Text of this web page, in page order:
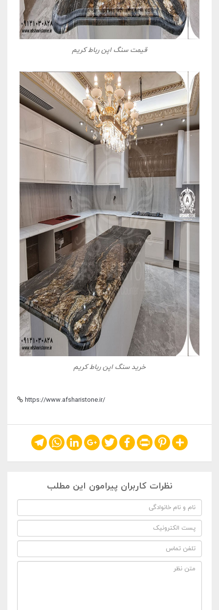
قیمت سنگ اپن رباط کریم
خرید سنگ اپن رباط کریم
https://www.afsharistone.ir/
Share
Pinterest
Print
Facebook
Twitter
Google+
LinkedIn
WhatsApp
Telegram
نظرات کاربران پیرامون این مطلب